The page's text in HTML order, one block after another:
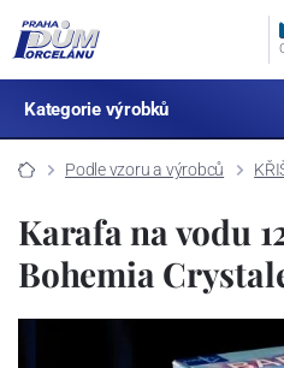
Kategorie výrobků
Podle vzoru a výrobců
Karafa na vodu
Bohemia